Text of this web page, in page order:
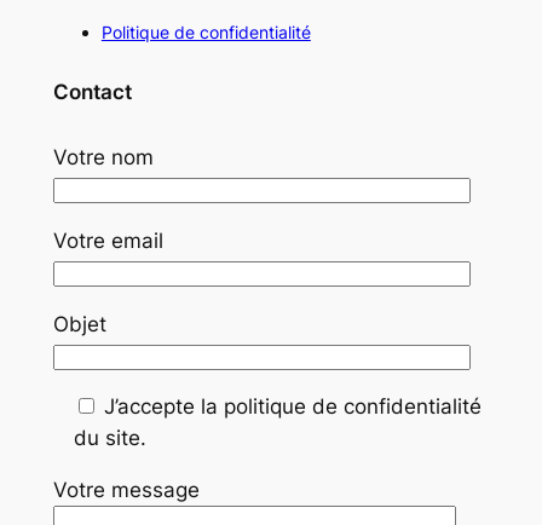
Politique de confidentialité
Contact
Votre nom
Votre email
Objet
J’accepte la politique de confidentialité
du site.
Votre message